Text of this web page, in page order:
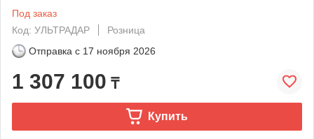
Под заказ
Код: УЛЬТРАДАР
Розница
Отправка с 17 ноября 2026
1 307 100 ₸
Купить